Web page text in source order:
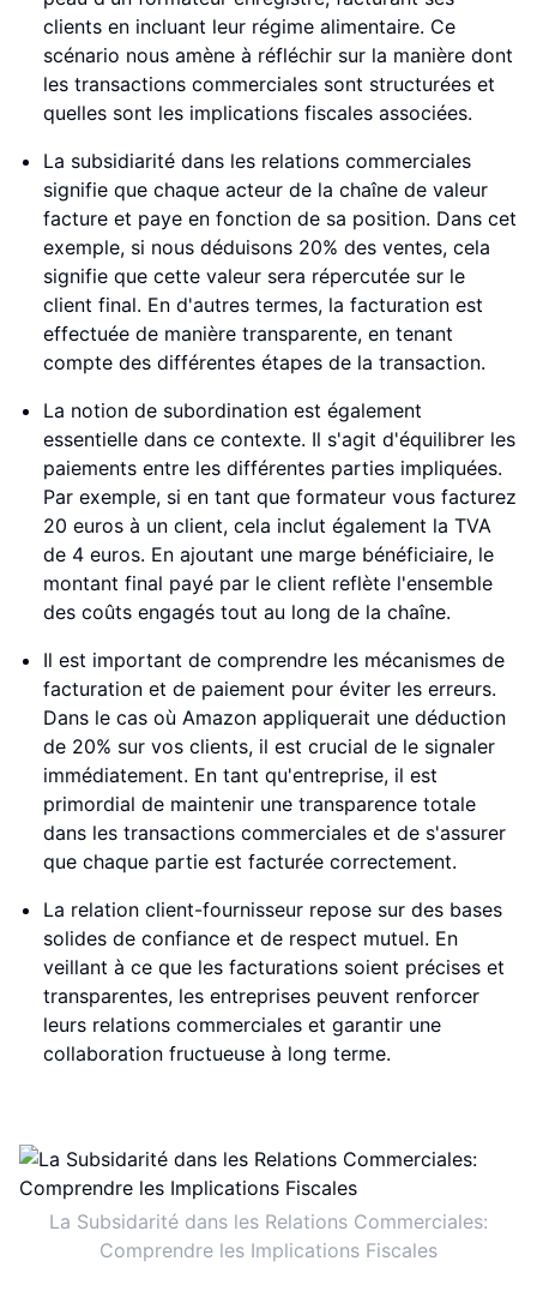
clients en incluant leur régime alimentaire. Ce
scénario nous amène à réfléchir sur la manière dont
les transactions commerciales sont structurées et
quelles sont les implications fiscales associées.
La subsidiarité dans les relations commerciales
signifie que chaque acteur de la chaîne de valeur
facture et paye en fonction de sa position. Dans cet
exemple, si nous déduisons 20% des ventes, cela
signifie que cette valeur sera répercutée sur le
client final. En d'autres termes, la facturation est
effectuée de manière transparente, en tenant
compte des différentes étapes de la transaction.
La notion de subordination est également
essentielle dans ce contexte. Il s'agit d'équilibrer les
paiements entre les différentes parties impliquées.
Par exemple, si en tant que formateur vous facturez
20 euros à un client, cela inclut également la TVA
de 4 euros. En ajoutant une marge bénéficiaire, le
montant final payé par le client reflète l'ensemble
des coûts engagés tout au long de la chaîne.
Il est important de comprendre les mécanismes de
facturation et de paiement pour éviter les erreurs.
Dans le cas où Amazon appliquerait une déduction
de 20% sur vos clients, il est crucial de le signaler
immédiatement. En tant qu'entreprise, il est
primordial de maintenir une transparence totale
dans les transactions commerciales et de s'assurer
que chaque partie est facturée correctement.
La relation client-fournisseur repose sur des bases
solides de confiance et de respect mutuel. En
veillant à ce que les facturations soient précises et
transparentes, les entreprises peuvent renforcer
leurs relations commerciales et garantir une
collaboration fructueuse à long terme.
La Subsidarité dans les Relations Commerciales:
Comprendre les Implications Fiscales